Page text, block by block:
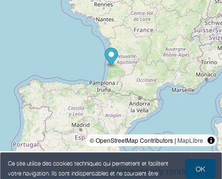
Ce site utilise des cookies techniques qui permettent et facilitent
votre navigation. Ils sont indispensables et ne sauraient être
OK
© OpenStreetMap Contributors | MapLibre
Comment m'y rendre ? >